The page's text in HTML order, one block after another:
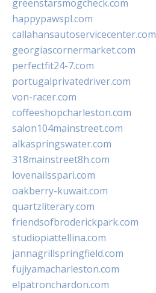
greenstarsmogcheck.com
happypawspl.com
callahansautoservicecenter.com
georgiascornermarket.com
perfectfit24-7.com
portugalprivatedriver.com
von-racer.com
coffeeshopcharleston.com
salon104mainstreet.com
alkaspringswater.com
318mainstreet8h.com
lovenailsspari.com
oakberry-kuwait.com
quartzliterary.com
friendsofbroderickpark.com
studiopiattellina.com
jannagrillspringfield.com
fujiyamacharleston.com
elpatronchardon.com